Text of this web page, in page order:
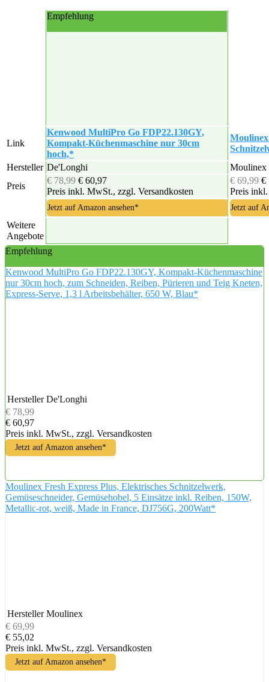
Empfehlung
Link
Kenwood MultiPro Go FDP22.130GY,
Kompakt-Küchenmaschine nur 30cm
hoch,*
Moulinex
Hersteller De'Longhi
Moulinex
Preis
€ 78,99 € 60,97
Preis inkl. MwSt., zzgl. Versandkosten
€ 69,99 €
Preis
Jetzt auf Amazon ansehen* Jetzt auf
Weitere
Angebote
Empfehlung
Kenwood MultiPro Go FDP22.130GY, Kompakt-Küchenmaschine
nur 30cm hoch, zum Schneiden, Reiben, Pürieren und Teig Kneten,
Express-Serve, 1,3 l Arbeitsbehälter, 650 W, Blau*
Hersteller De'Longhi
€ 78,99
€ 60,97
Preis inkl. MwSt., zzgl. Versandkosten
Jetzt auf Amazon ansehen*
Moulinex Fresh Express Plus, Elektrisches Schnitzelwerk,
Gemüseschneider, Gemüsehobel, 5 Einsätze inkl. Reiben, 150W,
Metallic-rot, weiß, Made in France, DJ756G, 200Watt*
Hersteller Moulinex
€ 69,99
€ 55,02
Preis inkl. MwSt., zzgl. Versandkosten
Jetzt auf Amazon ansehen*